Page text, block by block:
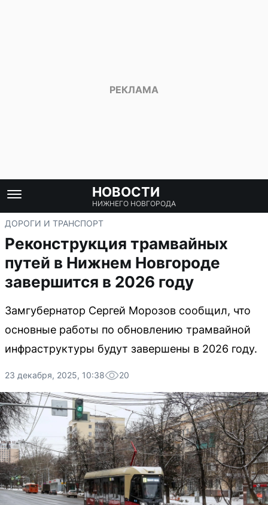
НОВОСТИ
НИЖНЕГО НОВГОРОДА
ДОРОГИ И ТРАНСПОРТ
Реконструкция трамвайных
путей в Нижнем Новгороде
завершится в 2026 году
Замгубернатор Сергей Морозов сообщил, что
основные работы по обновлению трамвайной
инфраструктуры будут завершены в 2026 году.
23 декабря, 2025, 10:38 20